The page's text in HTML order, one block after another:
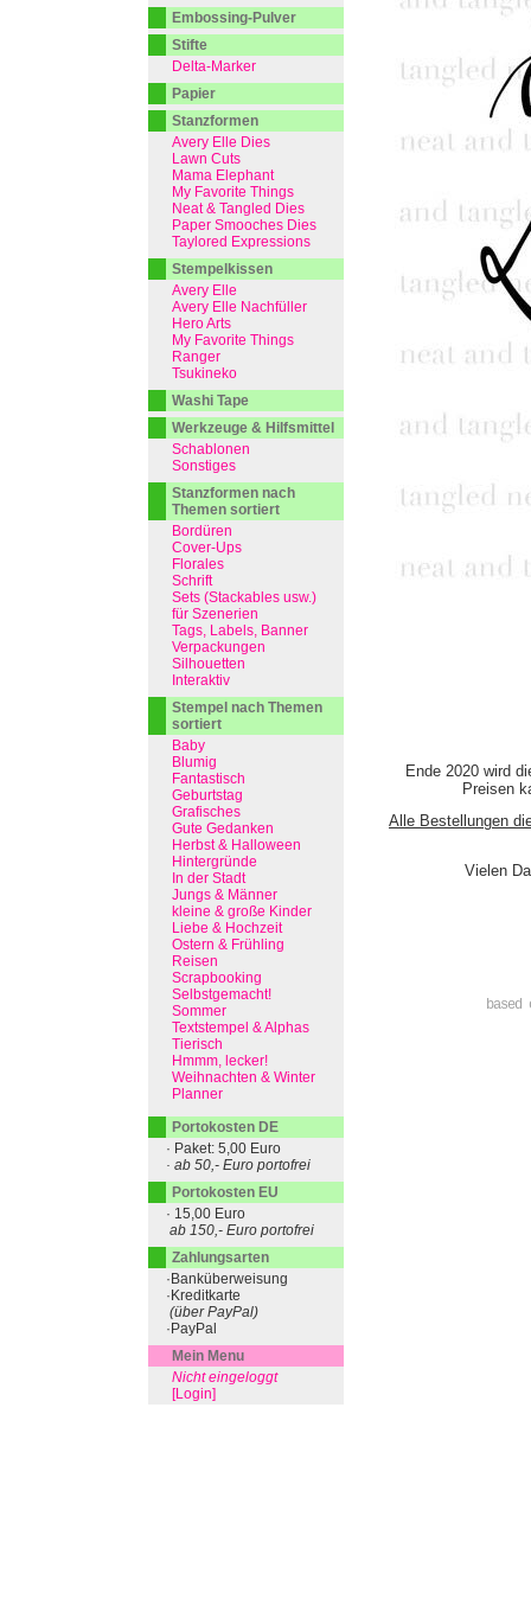
Ende 2020 wird
Preisen
Alle Bestellungen
Vielen
Embossing-Pulver
Stifte
Delta-Marker
Papier
Stanzformen
Avery Elle Dies
Lawn Cuts
Mama Elephant
My Favorite Things
Neat & Tangled Dies
Paper Smooches Dies
Taylored Expressions
Stempelkissen
Avery Elle
Avery Elle Nachfüller
Hero Arts
My Favorite Things
Ranger
Tsukineko
Washi Tape
Werkzeuge & Hilfsmittel
Schablonen
Sonstiges
Stanzformen nach
Themen sortiert
Bordüren
Cover-Ups
Florales
Schrift
Sets (Stackables usw.)
für Szenerien
Tags, Labels, Banner
Verpackungen
Silhouetten
Interaktiv
Stempel nach Themen
sortiert
Baby
Blumig
Fantastisch
Geburtstag
Grafisches
Gute Gedanken
Herbst & Halloween
Hintergründe
In der Stadt
Jungs & Männer
kleine & große Kinder
Liebe & Hochzeit
Ostern & Frühling
Reisen
Scrapbooking
Selbstgemacht!
Sommer
Textstempel & Alphas
Tierisch
Hmmm, lecker!
Weihnachten & Winter
Planner
Portokosten DE
· Paket: 5,00 Euro
· ab 50,- Euro portofrei
Portokosten EU
· 15,00 Euro
ab 150,- Euro portofrei
Zahlungsarten
·Banküberweisung
·Kreditkarte
(über PayPal)
·PayPal
Mein Menu
Nicht eingeloggt
[Login]